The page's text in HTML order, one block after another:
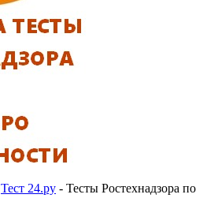
Тест 24.ру - Тесты Ростехнадзора по